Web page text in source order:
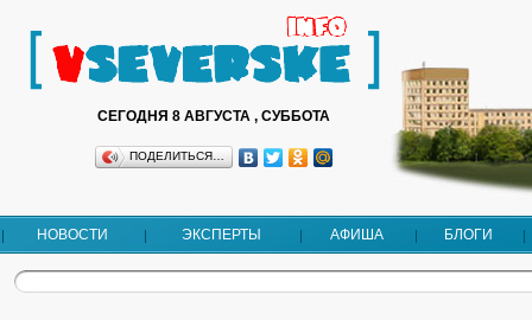
СЕГОДНЯ 8 АВГУСТА , СУББОТА
ПОДЕЛИТЬСЯ…
НОВОСТИ ЭКСПЕРТЫ АФИША БЛОГИ